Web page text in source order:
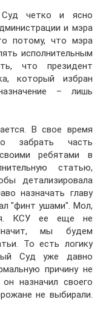
Суд четко и ясно
и мэра
потому, что мэра
исполнительным
что президент
который избран
– лишь
В свое время
забрать часть
ребятами в
статью,
детализировала
назначать главу
"финт ушами". Мол,
КСУ ее еще не
мы будем
То есть логику
Суд уже давно
причину не
назначил своего
не выбирали.